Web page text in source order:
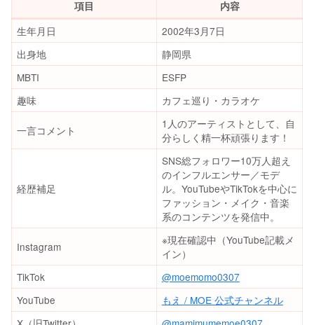
項目 内容
生年月日
2002年3月7日
出身地
静岡県
MBTI
ESFP
趣味
カフェ巡り・カラオケ
一言コメント
1人のアーティストとして、自
分らしく精一杯頑張ります！
経歴補足
SNS総フォロワー10万人超え
のインフルエンサー／モデ
ル。YouTubeやTikTokを中心に
ファッション・メイク・音楽
系のコンテンツを発信中。
Instagram
※現在確認中（YouTube記載メ
イン）
TikTok
@moemomo0307
YouTube
もえ / MOE 公式チャンネル